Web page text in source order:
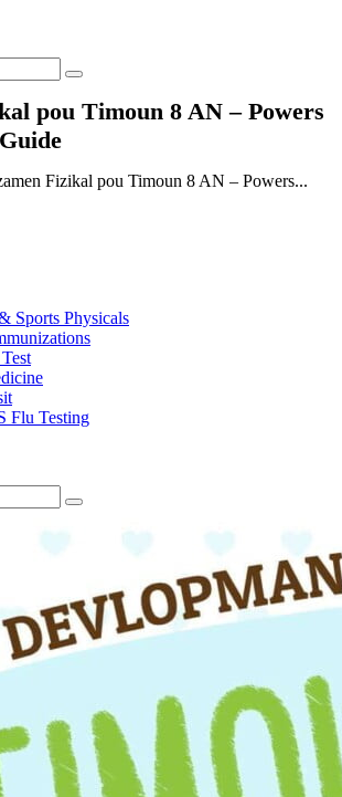
pou Timoun 8 AN – Powers
Fizikal pou Timoun 8 AN – Powers...
Sports Physicals
Flu Testing